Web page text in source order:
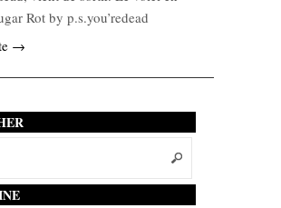
Rot by p.s.you’redead
→